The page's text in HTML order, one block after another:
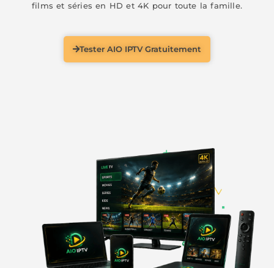
films et séries en HD et 4K pour toute la famille.
Tester AIO IPTV Gratuitement